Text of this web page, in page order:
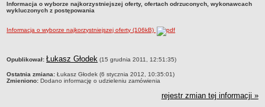
POZWOLENIA I DECYZJE
Uzgodnienie lokalizacji urządzeń infrastruktury technicznej
Zezwolenie na umieszczenie obiektu handlowego lub usługowego /
Informacja o wyborze najkorzystniejszej oferty, ofertach odrzuconych, wykonawcach
wykluczonych z postępowania
Informacja o wyborze najkorzystniejszej oferty (106kB)
Opublikował: Łukasz Głodek (15 grudnia 2011, 12:51:35)
Ostatnia zmiana: Łukasz Głodek (6 stycznia 2012, 10:35:01)
Zmieniono: Dodano informację o udzieleniu zamówienia
rejestr zmian tej informacji »